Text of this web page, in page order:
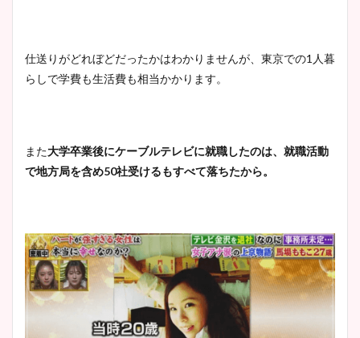
仕送りがどれぼどだったかはわかりませんが、東京での1人暮
らしで学費も生活費も相当かかります。
また大学卒業後にケーブルテレビに就職したのは、就職活動
で地方局を含め50社受けるもすべて落ちたから。